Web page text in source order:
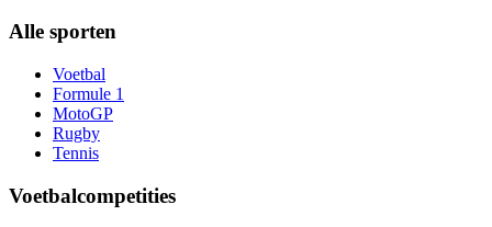
Alle sporten
Voetbal
Formule 1
MotoGP
Rugby
Tennis
Voetbalcompetities